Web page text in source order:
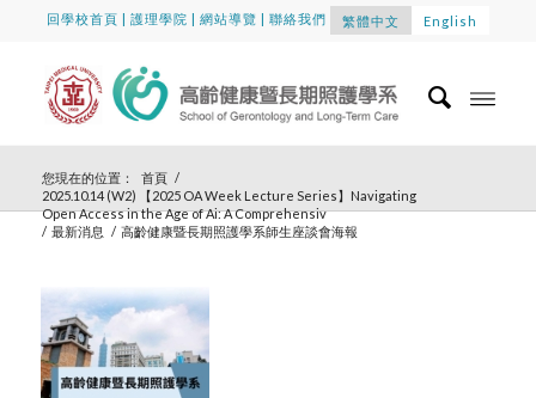
回學校首頁 |護理學院 |網站導覽 | 聯絡我們 繁體中文 English
您現在的位置： 首頁 /
2025.10.14 (W2) 【2025 OA Week Lecture Series】Navigating
Open Access in the Age of Ai: A Comprehensiv
/ 最新消息 / 高齡健康暨長期照護學系師生座談會海報